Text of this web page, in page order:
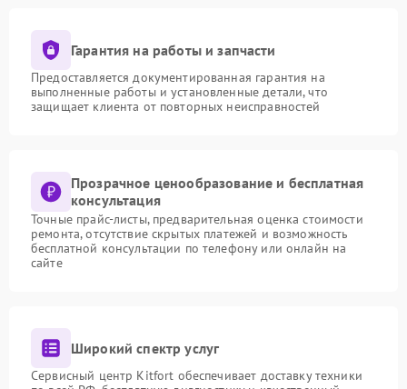
Гарантия на работы и запчасти
Предоставляется документированная гарантия на
выполненные работы и установленные детали, что
защищает клиента от повторных неисправностей
Прозрачное ценообразование и бесплатная
консультация
Точные прайс-листы, предварительная оценка стоимости
ремонта, отсутствие скрытых платежей и возможность
бесплатной консультации по телефону или онлайн на
сайте
Широкий спектр услуг
Сервисный центр Kitfort обеспечивает доставку техники